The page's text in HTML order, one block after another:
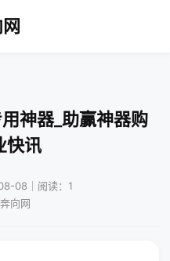
神器_助赢神器购
快讯
08｜阅读：1
向网